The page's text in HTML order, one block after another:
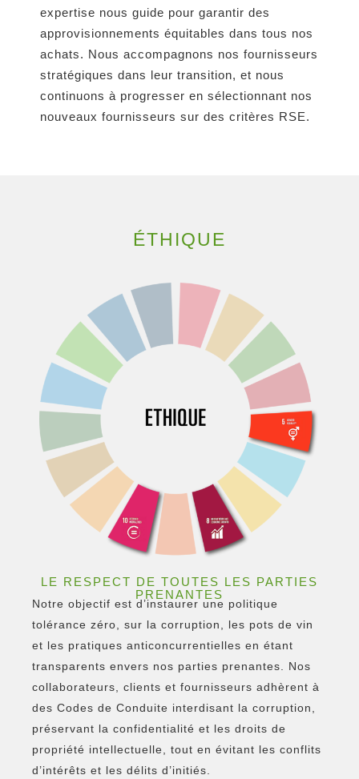
expertise nous guide pour garantir des
approvisionnements équitables dans tous nos
achats. Nous accompagnons nos fournisseurs
stratégiques dans leur transition, et nous
continuons à progresser en sélectionnant nos
nouveaux fournisseurs sur des critères RSE.
ÉTHIQUE
LE RESPECT DE TOUTES LES PARTIES
PRENANTES
Notre objectif est d’instaurer une politique
tolérance zéro, sur la corruption, les pots de vin
et les pratiques anticoncurrentielles en étant
transparents envers nos parties prenantes. Nos
collaborateurs, clients et fournisseurs adhèrent à
des Codes de Conduite interdisant la corruption,
préservant la confidentialité et les droits de
propriété intellectuelle, tout en évitant les conflits
d’intérêts et les délits d’initiés.